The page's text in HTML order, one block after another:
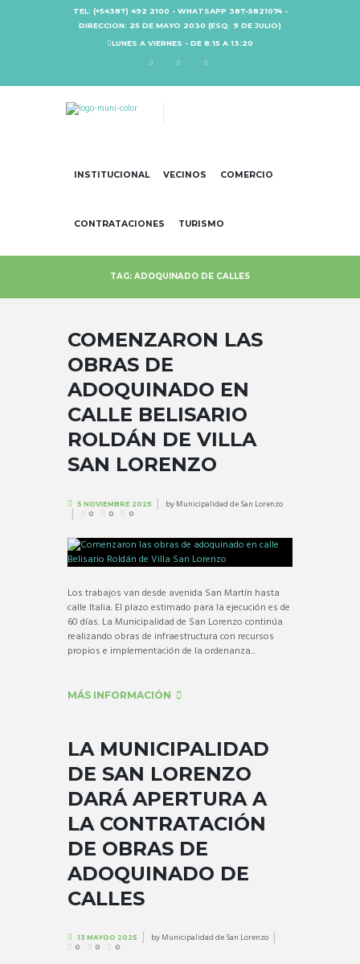
TEL: (+54387) 492 2100 - WHATSAPP 387-5821074 -
DIRECCION: 25 DE MAYO 2030 (ESQ. 9 DE JULIO)
LUNES A VIERNES - DE 8:15 A 13:20
INSTITUCIONAL VECINOS COMERCIO
CONTRATACIONES TURISMO
TAG: ADOQUINADO DE CALLES
COMENZARON LAS
OBRAS DE
ADOQUINADO EN
CALLE BELISARIO
ROLDÁN DE VILLA
SAN LORENZO
5 NOVIEMBRE 2025 byMunicipalidad de San Lorenzo
0 0 0
Los trabajos van desde avenida San Martín hasta
calle Italia. El plazo estimado para la ejecución es de
60 días. La Municipalidad de San Lorenzo continúa
realizando obras de infraestructura con recursos
propios e implementación de la ordenanza...
MÁS INFORMACIÓN
LA MUNICIPALIDAD
DE SAN LORENZO
DARÁ APERTURA A
LA CONTRATACIÓN
DE OBRAS DE
ADOQUINADO DE
CALLES
13 MAYOO 2025 byMunicipalidad de San Lorenzo
0 0 0